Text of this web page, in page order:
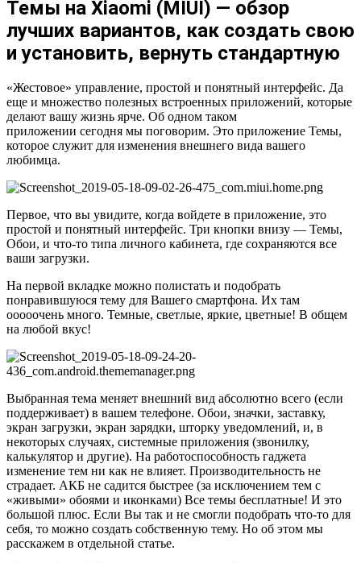
Темы на Xiaomi (MIUI) — обзор
лучших вариантов, как создать свою
и установить, вернуть стандартную
«Жестовое» управление, простой и понятный интерфейс. Да
еще и множество полезных встроенных приложений, которые
делают вашу жизнь ярче. Об одном таком
приложении сегодня мы поговорим. Это приложение Темы,
которое служит для изменения внешнего вида вашего
любимца.
Первое, что вы увидите, когда войдете в приложение, это
простой и понятный интерфейс. Три кнопки внизу — Темы,
Обои, и что-то типа личного кабинета, где сохраняются все
ваши загрузки.
На первой вкладке можно полистать и подобрать
понравившуюся тему для Вашего смартфона. Их там
ооооочень много. Темные, светлые, яркие, цветные! В общем
на любой вкус!
Выбранная тема меняет внешний вид абсолютно всего (если
поддерживает) в вашем телефоне. Обои, значки, заставку,
экран загрузки, экран зарядки, шторку уведомлений, и, в
некоторых случаях, системные приложения (звонилку,
калькулятор и другие). На работоспособность гаджета
изменение тем ни как не влияет. Производительность не
страдает. АКБ не садится быстрее (за исключением тем с
«живыми» обоями и иконками) Все темы бесплатные! И это
большой плюс. Если Вы так и не смогли подобрать что-то для
себя, то можно создать собственную тему. Но об этом мы
расскажем в отдельной статье.